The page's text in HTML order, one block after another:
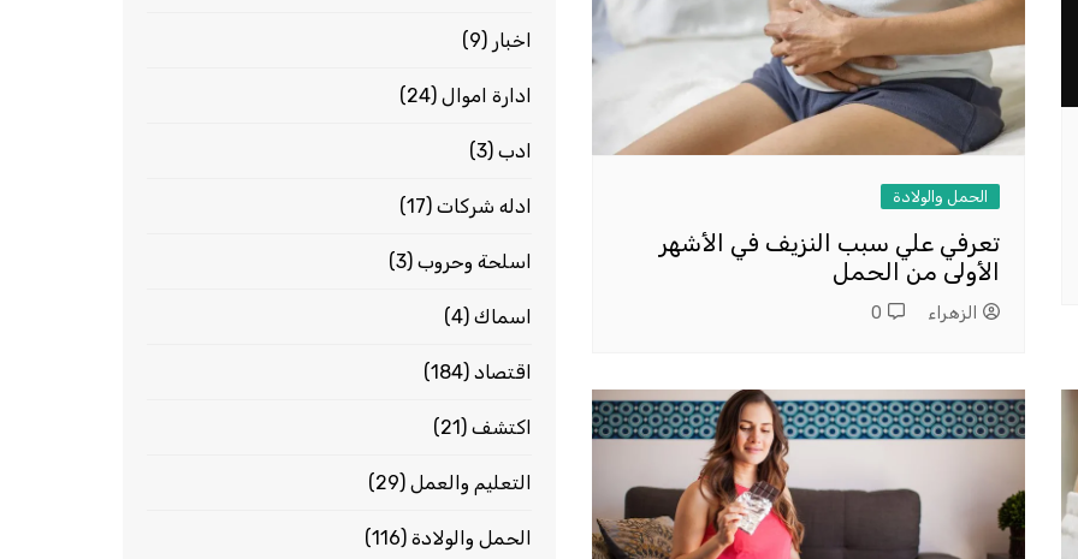
الحمل والولادة
تعرفي علي سبب النزيف في الأشهر
الأولى من الحمل
الزهراء 0
اخبار (9)
ادارة اموال (24)
ادب (3)
ادله شركات (17)
اسلحة وحروب (3)
اسماك (4)
اقتصاد (184)
اكتشف (21)
التعليم والعمل (29)
الحمل والولادة (116)